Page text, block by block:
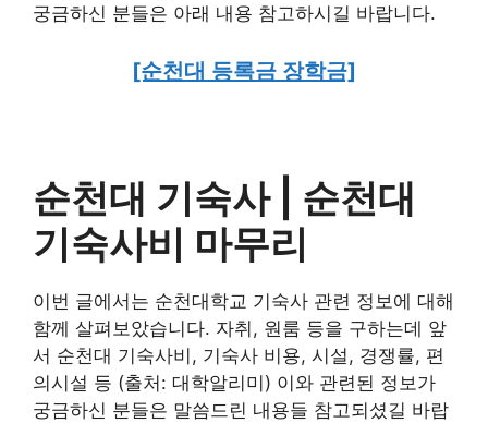
궁금하신 분들은 아래 내용 참고하시길 바랍니다.
[순천대 등록금 장학금]
순천대 기숙사 | 순천대
기숙사비 마무리
이번 글에서는 순천대학교 기숙사 관련 정보에 대해
함께 살펴보았습니다. 자취, 원룸 등을 구하는데 앞
서 순천대 기숙사비, 기숙사 비용, 시설, 경쟁률, 편
의시설 등 (출처: 대학알리미) 이와 관련된 정보가
궁금하신 분들은 말씀드린 내용들 참고되셨길 바랍